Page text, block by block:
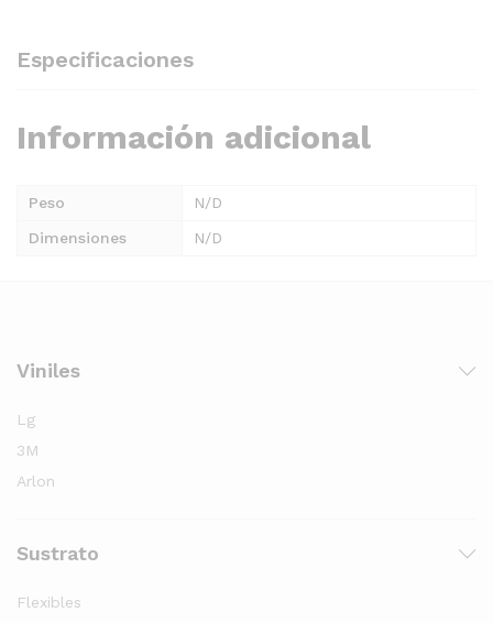
Especificaciones
Información adicional
Peso
N/D
Dimensiones
N/D
Viniles
Lg
3M
Arlon
Sustrato
Flexibles